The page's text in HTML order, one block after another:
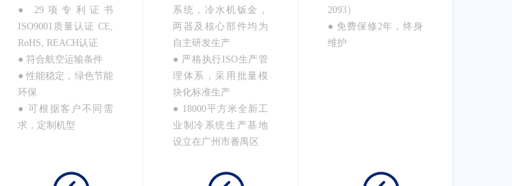
● 29项专利证书
ISO9001质量认证 CE,
RoHS, REACH认证
● 符合航空运输条件
● 性能稳定，绿色节能
环保
● 可根据客户不同需
求，定制机型
系统，冷水机钣金，
两器及核心部件均为
自主研发生产
● 严格执行ISO生产管
理体系，采用批量模
块化标准生产
● 18000平方米全新工
业制冷系统生产基地
设立在广州市番禺区
2093）
● 免费保修2年，终身
维护